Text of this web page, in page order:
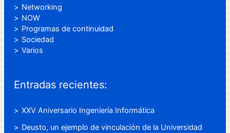
Networking
NOW
Programas de continuidad
Sociedad
Varios
Entradas recientes:
XXV Aniversario Ingeniería Informática
Deusto, un ejemplo de vinculación de la Universidad